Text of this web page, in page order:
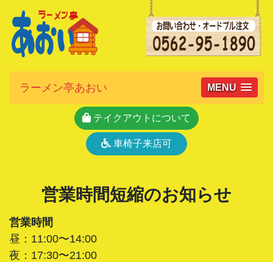
ラーメン亭あおい MENU
テイクアウトについて
車椅子来店可
営業時間短縮のお知らせ
営業時間
昼：11:00〜14:00
夜：17:30〜21:00